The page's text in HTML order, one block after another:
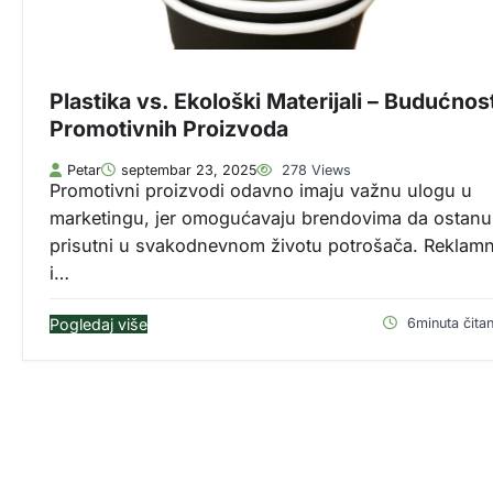
Plastika vs. Ekološki Materijali –
Promotivnih Proizvoda
Petar septembar 23, 2025 278 Views
Promotivni proizvodi odavno imaju važnu ulogu u
marketingu, jer omogućavaju brendovima da ostanu
prisutni u svakodnevnom životu potrošača.
i…
Pogledaj više 6minuta